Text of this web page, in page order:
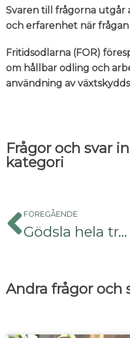
Svaren till frågorna
och erfarenhet när frågan
Fritidsodlarna (FOR)
om hållbar odling och
användning av
Frågor och svar
kategori
FÖREGÅENDE
Gödsla hela trädgården med biokol
Andra frågor och